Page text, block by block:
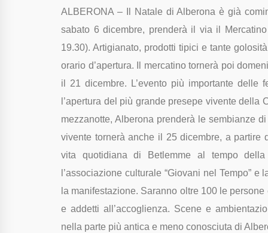
ALBERONA – Il Natale di Alberona è già
sabato 6 dicembre, prenderà il via il
19.30). Artigianato, prodotti tipici e tante
orario d’apertura. Il mercatino tornerà poi
il 21 dicembre. L’evento più importante delle
l’apertura del più grande presepe vivente
mezzanotte, Alberona prenderà le sembianze
vivente tornerà anche il 25 dicembre, a partire
vita quotidiana di Betlemme al tempo
l’associazione culturale “Giovani nel Tempo”
la manifestazione. Saranno oltre 100 le
e addetti all’accoglienza. Scene e
nella parte più antica e meno conosciuta di